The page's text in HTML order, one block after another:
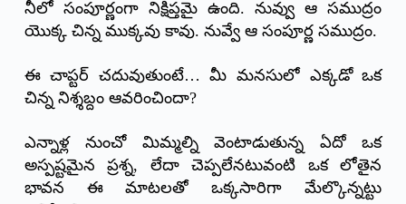
నీలో సంపూర్ణంగా నిక్షిప్తమై ఉంది. నువ్వు ఆ సముద్రం
యొక్క చిన్న ముక్కవు కావు. నువ్వే ఆ సంపూర్ణ సముద్రం.
ఈ చాప్టర్ చదువుతుంటే… మీ మనసులో ఎక్కడో ఒక
చిన్న నిశ్శబ్దం ఆవరించిందా?
ఎన్నాళ్ల నుంచో మిమ్మల్ని వెంటాడుతున్న ఏదో ఒక
అస్పష్టమైన ప్రశ్న, లేదా చెప్పలేనటువంటి ఒక లోతైన
భావన ఈ మాటలతో ఒక్కసారిగా మేల్కొన్నట్టు